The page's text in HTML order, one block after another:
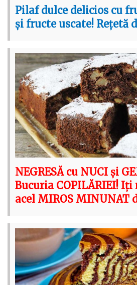
Pilaf dulce delicios cu
și fructe uscate! Rețetă
NEGRESĂ cu NUCI și
Bucuria COPILĂRIEI!
acel MIROS MINUNAT